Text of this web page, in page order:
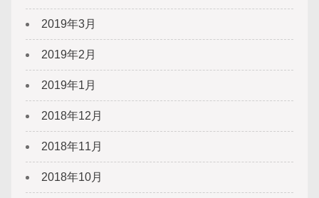
2019年3月
2019年2月
2019年1月
2018年12月
2018年11月
2018年10月